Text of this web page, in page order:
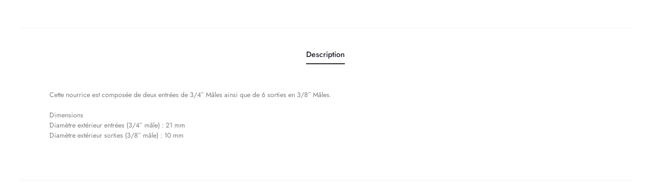
Description
Cette nourrice est composée de deux entrées de 3/4″ Mâles ainsi que de 6 sorties en 3/8″ Mâles.
Dimensions
Diamètre extérieur entrées (3/4″ mâle) : 21 mm
Diamètre extérieur sorties (3/8″ mâle) : 10 mm